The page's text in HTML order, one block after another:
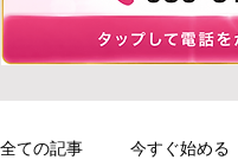
全ての記事 今すぐ始める